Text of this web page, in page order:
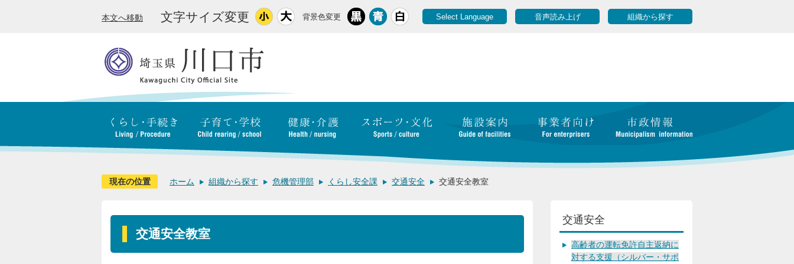
本文へ移動 文字サイズ変更 背景色変更 Select Language 音声読み上げ 組織から探す
現在の位置 ホーム 組織から探す 危機管理部 くらし安全課 交通安全 交通安全教室
交通安全教室
交通安全
高齢者の運転免許自主返納に
対する支援（シルバー・サポ